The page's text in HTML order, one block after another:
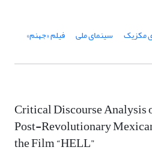
مکزیک سینمای ملی فیلم «جهنم»
Critical Discourse
Post-Revolutionary
the Film “HELL”